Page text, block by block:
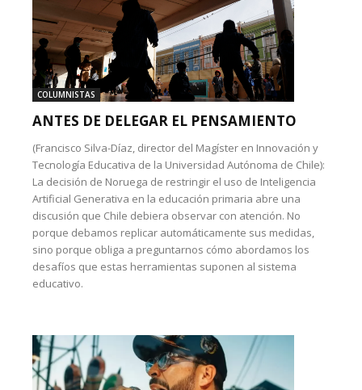
COLUMNISTAS
ANTES DE DELEGAR EL PENSAMIENTO
(Francisco Silva-Díaz, director del Magíster en Innovación y
Tecnología Educativa de la Universidad Autónoma de Chile):
La decisión de Noruega de restringir el uso de Inteligencia
Artificial Generativa en la educación primaria abre una
discusión que Chile debiera observar con atención. No
porque debamos replicar automáticamente sus medidas,
sino porque obliga a preguntarnos cómo abordamos los
desafíos que estas herramientas suponen al sistema
educativo.